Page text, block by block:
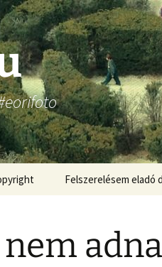
Felszerelésem eladó